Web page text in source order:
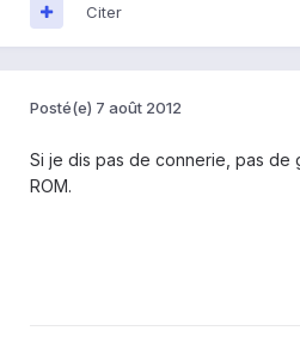
Citer
Posté(e) 7 août 2012
Si je dis pas de connerie, pas de
ROM.